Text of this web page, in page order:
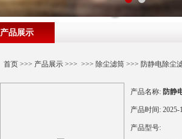
产品展示
首页>>> 产品展示>>> >>> 除尘滤筒>>> 防静电除尘
产品名称: 防静
产品时间: 2025-
产品型号: